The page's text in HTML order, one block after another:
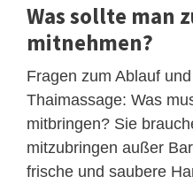
Was sollte man
mitnehmen?
Fragen zum Ablauf
Thaimassage: Was
mitbringen? Sie
mitzubringen außer
frische und saubere